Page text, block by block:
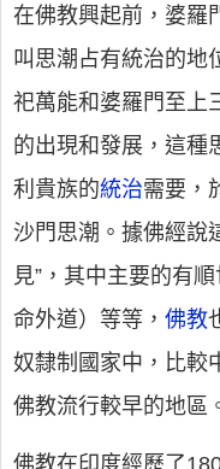
在佛教興起前，婆羅
叫思潮占有統治的地
祀萬能和婆羅門至上
的出現和發展，這種
利貴族的統治需要，
沙門思潮。據佛經說
見”，其中主要的有
命外道）等等， 佛教
奴隸制國家中，比較
佛教流行較早的地區
佛教在印度經歷了